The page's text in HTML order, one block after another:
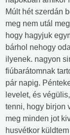
Múlt hét szerdán
meg nem utál
hogy hagyjuk
bárhol nehogy
ilyenek. nagyon
fiúbarátomnak
pár napig.
levelet, és
tenni, hogy birjon
meg minden jot
husvétkor